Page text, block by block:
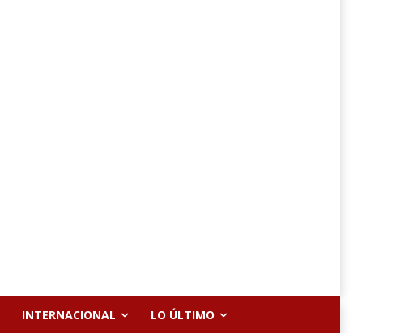
INTERNACIONAL LO ÚLTIMO